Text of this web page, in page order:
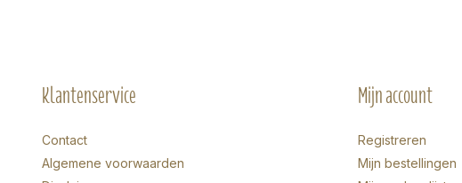
Klantenservice
Contact
Algemene voorwaarden
Mijn account
Registreren
Mijn bestellingen